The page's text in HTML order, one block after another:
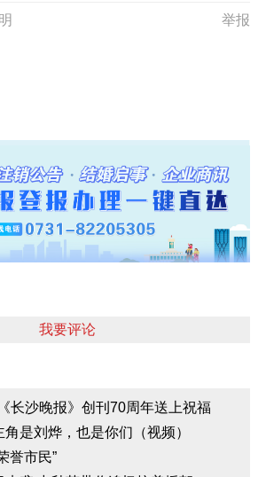
举报
我要评论
长沙晚报》创刊70周年送上祝福
是刘烨，也是你们（视频）
誉市民”